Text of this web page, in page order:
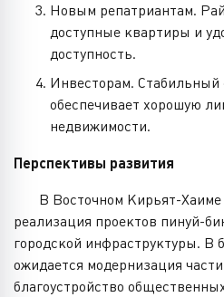
Новым репатриантам.
доступные квартиры и
доступность.
Инвесторам. Стабильный
обеспечивает хорошую
недвижимости.
Перспективы развития
В Восточном Кирьят-Хаиме
реализация проектов пинуй-
городской инфраструктуры. В
ожидается модернизация
благоустройство